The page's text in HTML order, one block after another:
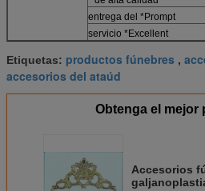
entrega del *Prompt
servicio *Excellent
Etiquetas: productos fúnebres ,
accesorios del ataúd
Obtenga el mejor
Accesorios